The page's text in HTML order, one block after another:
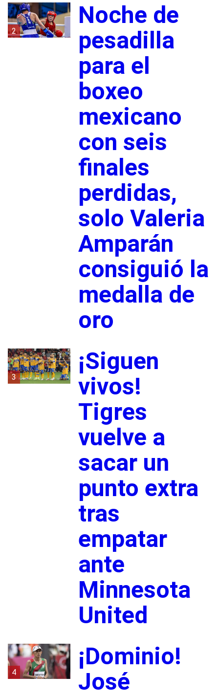
2
Noche de
pesadilla
para el
boxeo
mexicano
con seis
finales
perdidas,
solo Valeria
Amparán
consiguió la
medalla de
oro
3
¡Siguen
vivos!
Tigres
vuelve a
sacar un
punto extra
tras
empatar
ante
Minnesota
United
4
¡Dominio!
José